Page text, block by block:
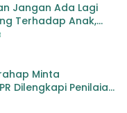
Jangan Ada Lagi
Terhadap Anak,
Pihak
Minta
Dilengkapi Penilaian